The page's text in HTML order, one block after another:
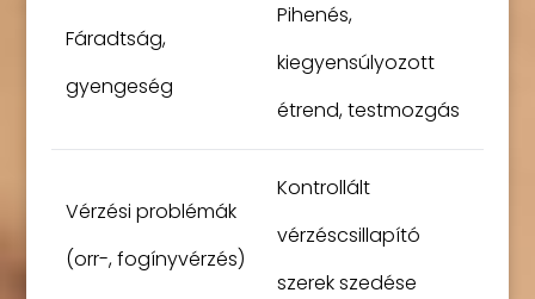
Fáradtság,
gyengeség
Pihenés,
kiegyensúlyozott
étrend, testmozgás
Vérzési problémák
(orr-, fogínyvérzés)
Kontrollált
vérzéscsillapító
szerek szedése